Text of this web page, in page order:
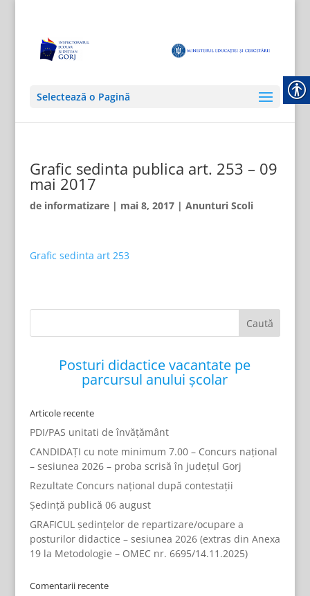
Selectează o Pagină
Grafic sedinta publica art. 253 – 09
mai 2017
de informatizare| mai 8, 2017| Anunturi Scoli
Grafic sedinta art 253
Posturi didactice vacantate pe
parcursul anului școlar
Articole recente
PDI/PAS unitati de învățământ
CANDIDAȚI cu note minimum 7.00 – Concurs național
– sesiunea 2026 – proba scrisă în județul Gorj
Rezultate Concurs național după contestații
Ședință publică 06 august
GRAFICUL ședințelor de repartizare/ocupare a
posturilor didactice – sesiunea 2026 (extras din Anexa
19 la Metodologie – OMEC nr. 6695/14.11.2025)
Comentarii recente